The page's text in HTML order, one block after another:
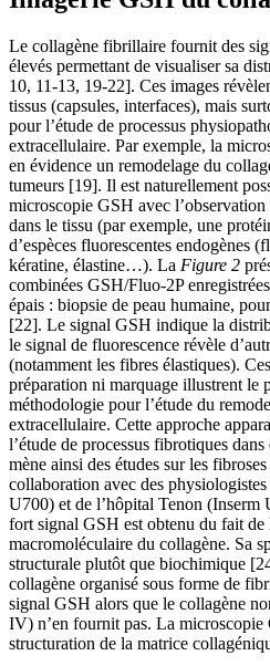
Le collagène fibrillaire fournit des
élevés permettant de visualiser sa
10, 11-13, 19-22]. Ces images
tissus (capsules, interfaces), mais
pour l’étude de processus
extracellulaire. Par exemple, la
en évidence un remodelage du
tumeurs [19]. Il est naturellement
microscopie GSH avec
dans le tissu (par exemple, une
d’espèces fluorescentes endogènes
kératine, élastine…). La Figure 2
combinées GSH/Fluo-2P
épais : biopsie de peau humaine,
[22]. Le signal GSH indique la
le signal de fluorescence révèle
(notamment les fibres élastiques).
préparation ni marquage illustrent le
méthodologie pour l’étude du
extracellulaire. Cette approche
l’étude de processus fibrotiques
mène ainsi des études sur les
collaboration avec des
U700) et de l’hôpital Tenon
fort signal GSH est obtenu du fait de
macromoléculaire du collagène. Sa
structurale plutôt que biochimique
collagène organisé sous forme de
signal GSH alors que le collagène
IV) n’en fournit pas. La microscopie
structuration de la matrice